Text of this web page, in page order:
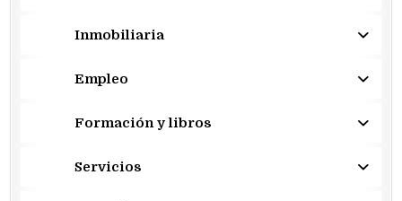
Inmobiliaria
Empleo
Formación y libros
Servicios